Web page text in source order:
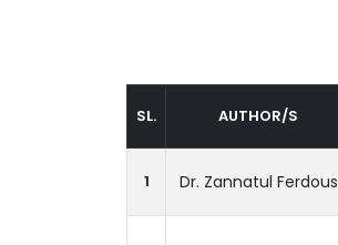
SL. AUTHOR/S
1 Dr. Zannatul Ferdous